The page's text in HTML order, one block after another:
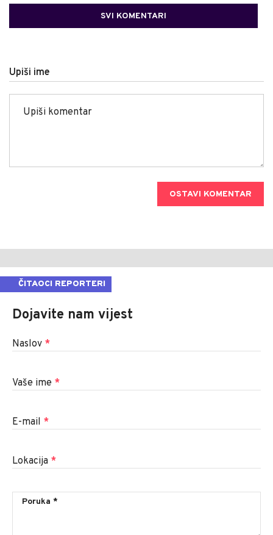
SVI KOMENTARI
Upiši ime
OSTAVI KOMENTAR
ČITAOCI REPORTERI
Dojavite nam vijest
Naslov *
Vaše ime *
E-mail *
Lokacija *